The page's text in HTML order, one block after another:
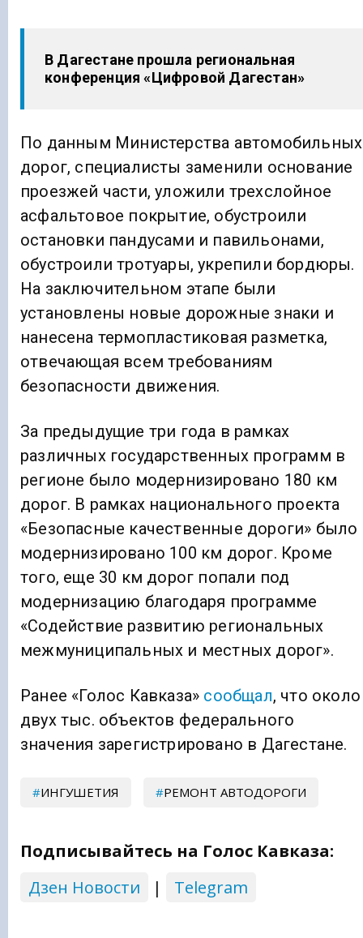
В Дагестане прошла региональная
конференция «Цифровой Дагестан»
По данным Министерства автомобильных
дорог, специалисты заменили основание
проезжей части, уложили трехслойное
асфальтовое покрытие, обустроили
остановки пандусами и павильонами,
обустроили тротуары, укрепили бордюры.
На заключительном этапе были
установлены новые дорожные знаки и
нанесена термопластиковая разметка,
отвечающая всем требованиям
безопасности движения.
За предыдущие три года в рамках
различных государственных программ в
регионе было модернизировано 180 км
дорог. В рамках национального проекта
«Безопасные качественные дороги» было
модернизировано 100 км дорог. Кроме
того, еще 30 км дорог попали под
модернизацию благодаря программе
«Содействие развитию региональных
межмуниципальных и местных дорог».
Ранее «Голос Кавказа» сообщал, что около
двух тыс. объектов федерального
значения зарегистрировано в Дагестане.
ИНГУШЕТИЯ РЕМОНТ АВТОДОРОГИ
Подписывайтесь на Голос Кавказа:
Дзен Новости
| Telegram